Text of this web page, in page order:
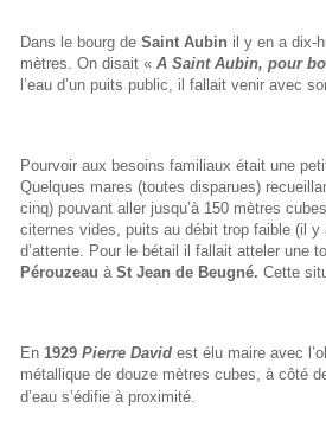
Dans le bourg de Saint Aubin il y en a dix-
mètres. On disait « A Saint Aubin, pour
l’eau d’un puits public, il fallait venir avec
Pourvoir aux besoins familiaux était une
Quelques mares (toutes disparues)
cinq) pouvant aller jusqu’à 150 mètres cubes.
citernes vides, puits au débit trop faible (il
d’attente.
Pour le bétail il fallait atteler une
Pérouzeau à St Jean de Beugné. Cette
En 1929 Pierre David est élu maire avec
métallique de douze mètres cubes, à côté
d’eau s’édifie à proximité